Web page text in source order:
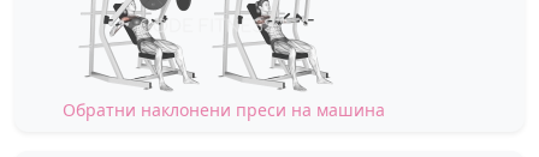
Обратни наклонени преси на машина